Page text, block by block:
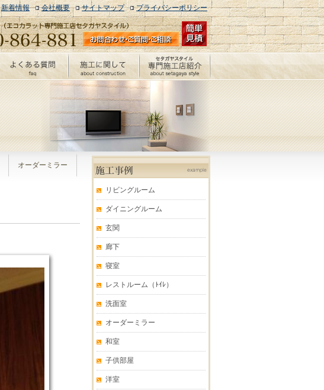
プライバシーポリシー
サイトマップ
会社概要
新着情報
オーダーミラー
リビングルーム
ダイニングルーム
玄関
廊下
寝室
レストルーム（ﾄｲﾚ）
洗面室
オーダーミラー
和室
子供部屋
洋室